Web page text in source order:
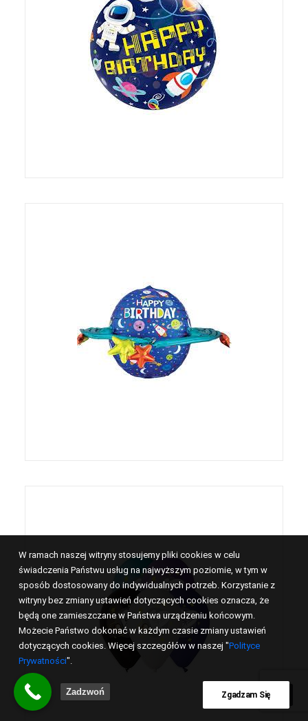
W ramach naszej witryny stosujemy pliki cookies w celu
świadczenia Państwu usług na najwyższym poziomie, w tym w
sposób dostosowany do indywidualnych potrzeb. Korzystanie z
witryny bez zmiany ustawień dotyczących cookies oznacza, że
będą one zamieszczane w Państwa urządzeniu końcowym.
Możecie Państwo dokonać w każdym czasie zmiany ustawień
dotyczących cookies. Więcej szczegółów w naszej "Polityce
Prywatności".
Zgadzam Się
Zadzwoń